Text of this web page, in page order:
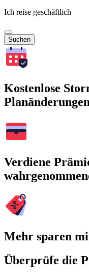
Ich reise geschäftlich
Suchen
Kostenlose
Planänderungen
Verdiene
Mehr sparen
Überprüfe die